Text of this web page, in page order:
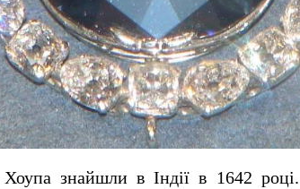
знайшли в Індії в 1642 році.